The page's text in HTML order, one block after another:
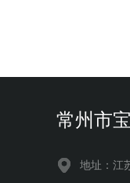
常州市
地址：江